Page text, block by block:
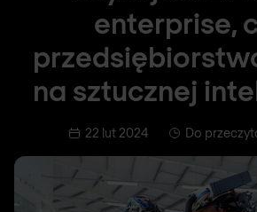
enterprise,
na sztucznej
22 lut 2024 Do